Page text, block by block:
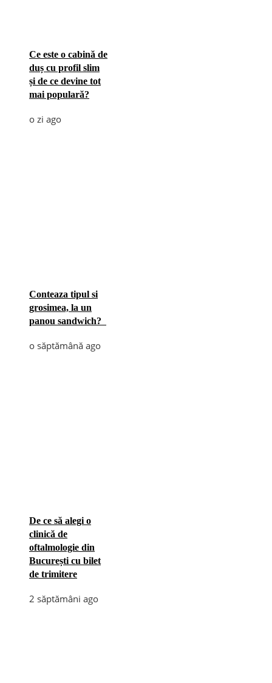
Ce este o cabină de
duș cu profil slim
și de ce devine tot
mai populară?
o zi ago
Conteaza tipul si
grosimea, la un
panou sandwich?
o săptămână ago
De ce să alegi o
clinică de
oftalmologie din
București cu bilet
de trimitere
2 săptămâni ago